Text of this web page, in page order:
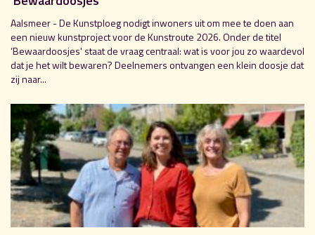
Aalsmeer - De Kunstploeg nodigt inwoners uit om mee te doen aan
een nieuw kunstproject voor de Kunstroute 2026. Onder de titel
‘Bewaardoosjes' staat de vraag centraal: wat is voor jou zo waardevol
dat je het wilt bewaren? Deelnemers ontvangen een klein doosje dat
zij naar...